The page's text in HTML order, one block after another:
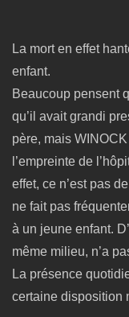
La mort en effet
enfant.
Beaucoup pensent
qu’il avait grandi
père, mais
l’empreinte de
effet, ce n’est pas
ne fait pas
à un jeune enfant.
même milieu, n’a
La présence
certaine disposition